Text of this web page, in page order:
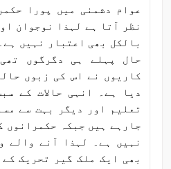
عوام دشمنی میں پورا
نظر آتا ہے لہذا نوجوان
بالکل بھی اعتبار نہیں
حال پہلے ہی دگرگوں
کاریوں نے اس کی زبوں
دیا ہے۔ انہی حالات کے
تعلیم اور دیگر بہت سے
جارہے ہیں جبکہ حکمرانوں
نہیں ہے۔ لہذا آنے والے
بھی ایک ملک گیر تحریک